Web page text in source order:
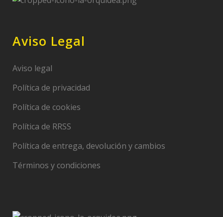
Aviso Legal
Aviso legal
Política de privacidad
Política de cookies
Política de RRSS
Política de entrega, devolución y cambios
Términos y condiciones